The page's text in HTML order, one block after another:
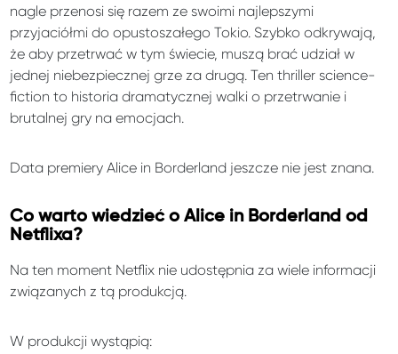
nagle przenosi się razem ze swoimi najlepszymi
przyjaciółmi do opustoszałego Tokio. Szybko odkrywają,
że aby przetrwać w tym świecie, muszą brać udział w
jednej niebezpiecznej grze za drugą. Ten thriller science-
fiction to historia dramatycznej walki o przetrwanie i
brutalnej gry na emocjach.
Data premiery Alice in Borderland jeszcze nie jest znana.
Co warto wiedzieć o Alice in Borderland od
Netflixa?
Na ten moment Netflix nie udostępnia za wiele informacji
związanych z tą produkcją.
W produkcji wystąpią: